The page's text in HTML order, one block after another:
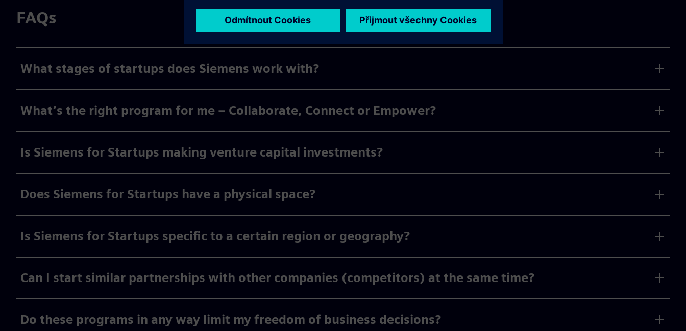
FAQs
What stages of startups does Siemens work with?
What’s the right program for me – Collaborate, Connect or Empower?
Is Siemens for Startups making venture capital investments?
Does Siemens for Startups have a physical space?
Is Siemens for Startups specific to a certain region or geography?
Can I start similar partnerships with other companies (competitors) at the same time?
Do these programs in any way limit my freedom of business decisions?